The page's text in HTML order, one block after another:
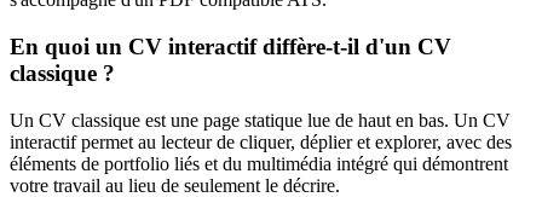
En quoi un CV interactif diffère-t-il d'un CV
classique ?
Un CV classique est une page statique lue de haut en bas. Un CV
interactif permet au lecteur de cliquer, déplier et explorer, avec des
éléments de portfolio liés et du multimédia intégré qui démontrent
votre travail au lieu de seulement le décrire.